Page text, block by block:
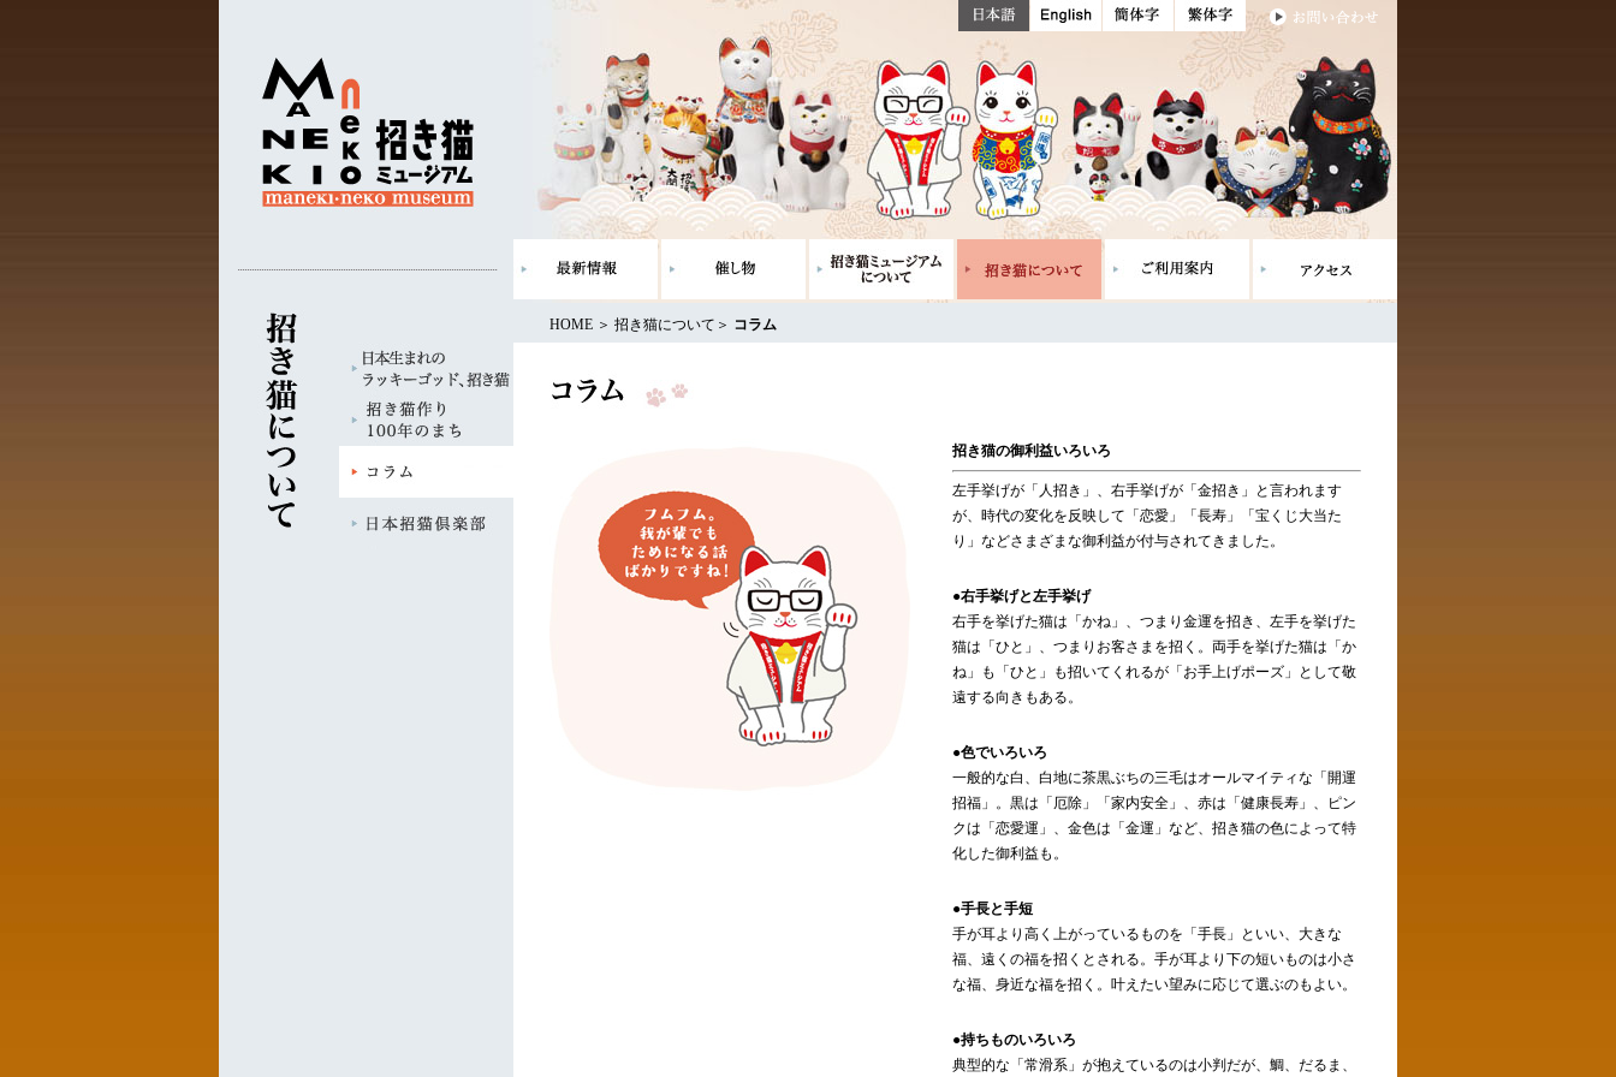
HOME ＞ 招き猫について ＞ コラム
招き猫の御利益いろいろ
左手挙げが「人招き」、右手挙げが「金招き」と言われます
が、時代の変化を反映して「恋愛」「長寿」「宝くじ大当た
り」などさまざまな御利益が付与されてきました。
●右手挙げと左手挙げ
右手を挙げた猫は「かね」、つまり金運を招き、左手を挙げた
猫は「ひと」、つまりお客さまを招く。両手を挙げた猫は「か
ね」も「ひと」も招いてくれるが「お手上げポーズ」として敬
遠する向きもある。
●色でいろいろ
一般的な白、白地に茶黒ぶちの三毛はオールマイティな「開運
招福」。黒は「厄除」「家内安全」、赤は「健康長寿」、ピン
クは「恋愛運」、金色は「金運」など、招き猫の色によって特
化した御利益も。
●手長と手短
手が耳より高く上がっているものを「手長」といい、大きな
福、遠くの福を招くとされる。手が耳より下の短いものは小さ
な福、身近な福を招く。叶えたい望みに応じて選ぶのもよい。
●持ちものいろいろ
典型的な「常滑系」が抱えているのは小判だが、鯛、だるま、